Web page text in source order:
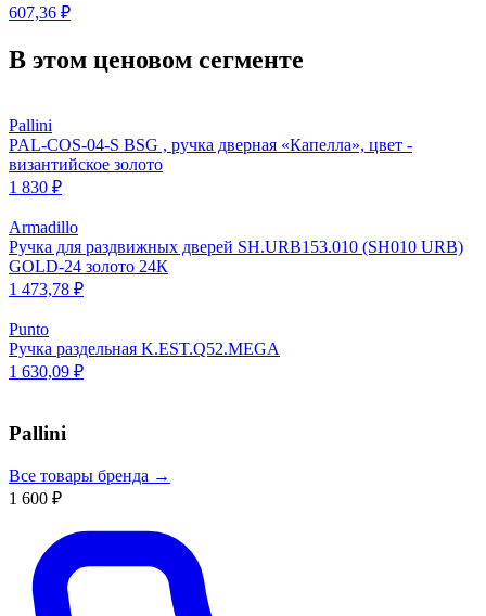
607,36 ₽
В этом ценовом сегменте
Pallini
PAL-COS-04-S BSG , ручка дверная «Капелла», цвет -
византийское золото
1 830 ₽
Armadillo
Ручка для раздвижных дверей SH.URB153.010 (SH010 URB)
GOLD-24 золото 24К
1 473,78 ₽
Punto
Ручка раздельная K.EST.Q52.MEGA
1 630,09 ₽
Pallini
Все товары бренда →
1 600 ₽